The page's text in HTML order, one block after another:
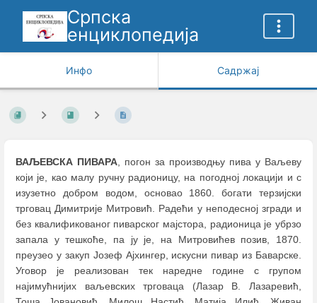
Српска
енциклопедија
Инфо Садржај
ВАЉЕВСКА ПИВАРА, погон за производњу пива у Ваљеву
који је, као малу ручну радионицу, на погодној локацији и с
изузетно добром водом, основао 1860. богати терзијски
трговац Димитрије Митровић. Радећи у неподесној згради и
без квалификованог пиварског мајстора, радионица је убрзо
запала у тешкоће, па ју је, на Митровићев позив, 1870.
преузео у закуп Јозеф Ајхингер, искусни пивар из Баварске.
Уговор је реализован тек наредне године с групом
најимућнијих ваљевских трговаца (Лазар В. Лазаревић,